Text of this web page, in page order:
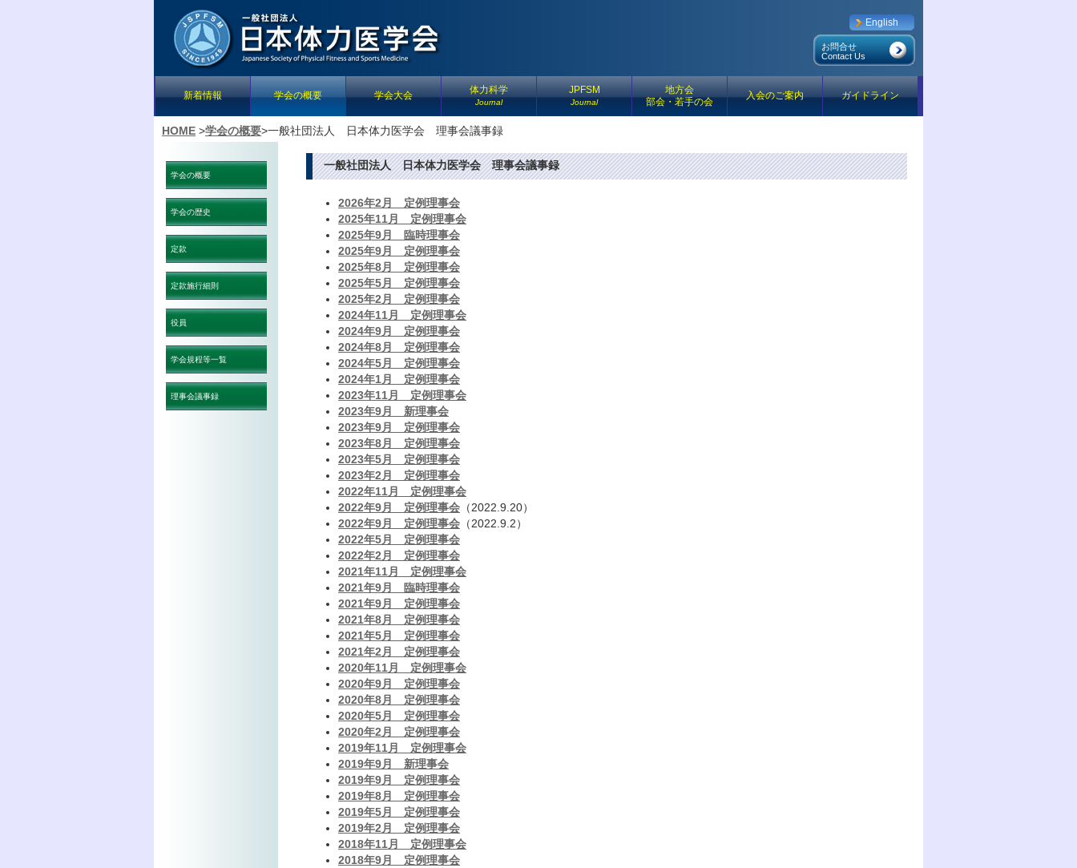
English
お問合せ
Contact Us
新着情報 学会の概要 学会大会
体力科学
Journal
JPFSM
Journal
地方会
部会・若手の会
入会のご案内 ガイドライン
HOME >学会の概要>一般社団法人 日本体力医学会 理事会議事録
学会の概要
学会の歴史
定款
定款施行細則
役員
学会規程等一覧
理事会議事録
一般社団法人 日本体力医学会 理事会議事録
2026年2月 定例理事会
2025年11月 定例理事会
2025年9月 臨時理事会
2025年9月 定例理事会
2025年8月 定例理事会
2025年5月 定例理事会
2025年2月 定例理事会
2024年11月 定例理事会
2024年9月 定例理事会
2024年8月 定例理事会
2024年5月 定例理事会
2024年1月 定例理事会
2023年11月 定例理事会
2023年9月 新理事会
2023年9月 定例理事会
2023年8月 定例理事会
2023年5月 定例理事会
2023年2月 定例理事会
2022年11月 定例理事会
2022年9月 定例理事会 （2022.9.20）
2022年9月 定例理事会 （2022.9.2）
2022年5月 定例理事会
2022年2月 定例理事会
2021年11月 定例理事会
2021年9月 臨時理事会
2021年9月 定例理事会
2021年8月 定例理事会
2021年5月 定例理事会
2021年2月 定例理事会
2020年11月 定例理事会
2020年9月 定例理事会
2020年8月 定例理事会
2020年5月 定例理事会
2020年2月 定例理事会
2019年11月 定例理事会
2019年9月 新理事会
2019年9月 定例理事会
2019年8月 定例理事会
2019年5月 定例理事会
2019年2月 定例理事会
2018年11月 定例理事会
2018年9月 定例理事会